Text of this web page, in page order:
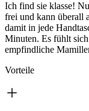
Ich find sie klasse!
frei und kann überall
damit in jede
Minuten. Es fühlt
empfindliche
Vorteile